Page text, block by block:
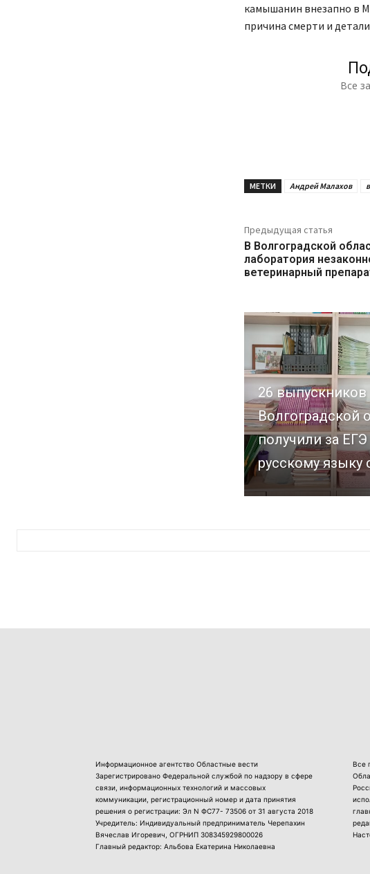
камышанин внезапно в
причина смерти и
Все
МЕТКИ Андрей Малахов
Предыдущая статья
В Волгоградской
лаборатория
ветеринарный
26 выпускников
Волгоградской
получили за
русскому языку
Информационное агентство Областные вести
Зарегистрировано Федеральной службой по надзору в сфере
связи, информационных технологий и массовых
коммуникации, регистрационный номер и дата принятия
решения о регистрации: Эл N ФС77- 73506 от 31 августа 2018
Учредитель: Индивидуальный предприниматель Черепахин
Вячеслав Игоревич, ОГРНИП 308345929800026
Главный редактор: Альбова Екатерина Николаевна
Все